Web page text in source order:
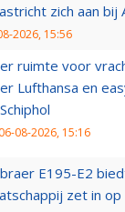
zich aan bij
2026, 15:56
ruimte voor
Lufthansa en
06-08-2026, 15:16
E195-E2
zet in op